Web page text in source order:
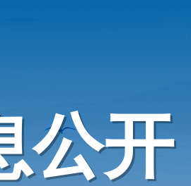
公开